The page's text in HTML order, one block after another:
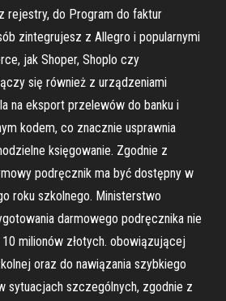
rejestry, do Program do faktur
zintegrujesz z Allegro i popularnymi
jak Shoper, Shoplo czy
się również z urządzeniami
na eksport przelewów do banku i
kodem, co znacznie usprawnia
księgowanie. Zgodnie z
podręcznik ma być dostępny w
roku szkolnego. Ministerstwo
darmowego podręcznika nie
milionów złotych. obowiązującej
oraz do nawiązania szybkiego
sytuacjach szczególnych, zgodnie z